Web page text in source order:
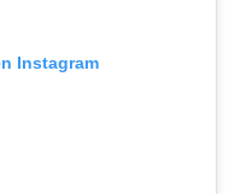
Instagram